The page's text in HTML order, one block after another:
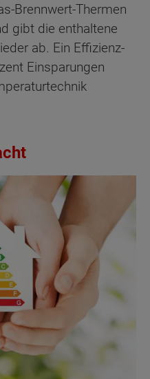
Brennwert-Thermen
gibt die enthaltene
ab. Ein Effizienz-
Einsparungen